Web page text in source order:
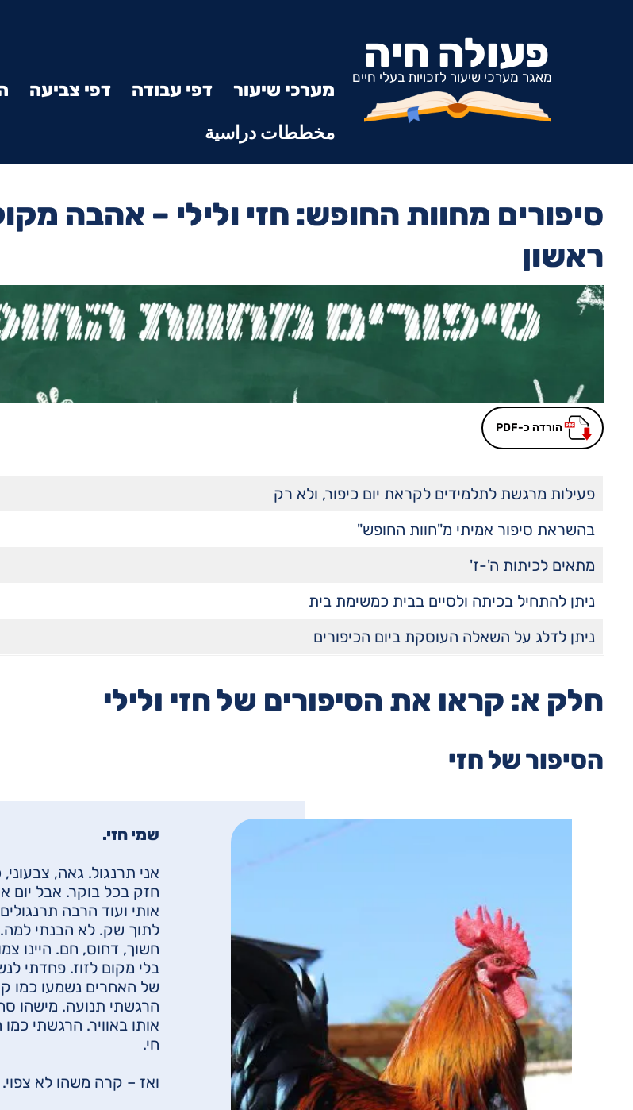
פעולה חיה
מאגר מערכי שיעור לזכויות בעלי חיים
מערכי שיעור דפי עבודה דפי צביעה
مخططات دراسية
סיפורים מחוות החופש: חזי ולילי – אהבה
ראשון
הורדה כ-PDF
פעילות מרגשת לתלמידים לקראת יום כיפור, ולא רק
בהשראת סיפור אמיתי מ"חוות החופש"
מתאים לכיתות ה'-ז'
ניתן להתחיל בכיתה ולסיים בבית כמשימת בית
ניתן לדלג על השאלה העוסקת ביום הכיפורים
חלק א: קראו את הסיפורים של חזי ולילי
הסיפור של חזי
שמי חזי.
אני תרנגול. גאה,
חזק בכל בוקר. אבל יום
אותי ועוד הרבה
לתוך שק. לא הבנתי למה.
חשוך, דחוס, חם. היינו
בלי מקום לזוז. פחדתי
של האחרים נשמעו כמו
הרגשתי תנועה. מישהו
אותו באוויר. הרגשתי
חי.
ואז – קרה משהו לא צפוי.